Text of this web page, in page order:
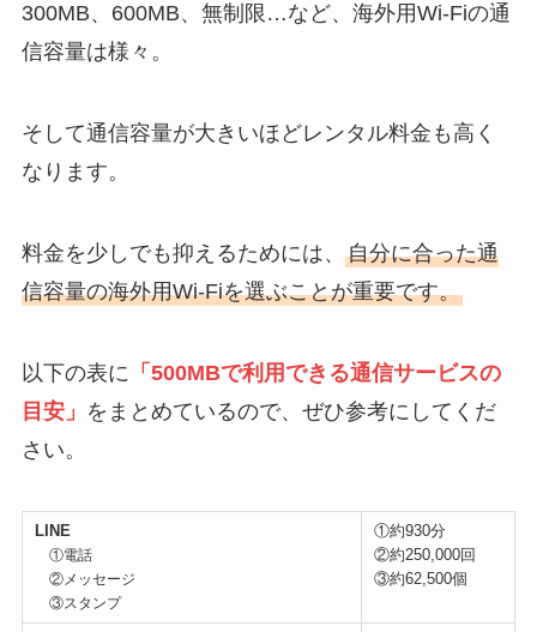
300MB、600MB、無制限…など、海外用Wi-Fiの通
信容量は様々。
そして通信容量が大きいほどレンタル料金も高く
なります。
料金を少しでも抑えるためには、 自分に合った通
信容量の海外用Wi-Fiを選ぶことが重要です。
以下の表に 「500MBで利用できる通信サービスの
目安」 をまとめているので、ぜひ参考にしてくだ
さい。
LINE
①電話
②メッセージ
③スタンプ
①約930分
②約250,000回
③約62,500個